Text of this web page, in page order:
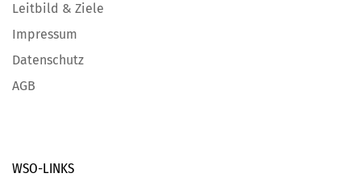
Leitbild & Ziele
Impressum
Datenschutz
AGB
WSO-LINKS